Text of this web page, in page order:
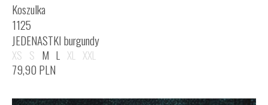
Koszulka
1125
JEDENASTKI burgundy
XS S M L XL XXL
79,90 PLN